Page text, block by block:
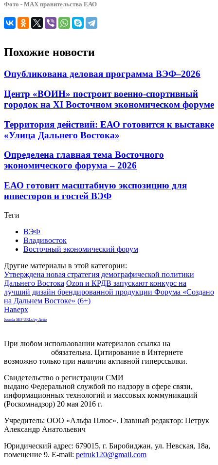
Фото - МАХ правительства ЕАО
Похожие новости
Опубликована деловая программа ВЭФ–2026
Центр «ВОИН» построит военно-спортивный
городок на XI Восточном экономическом форуме
Территория действий: ЕАО готовится к выставке
«Улица Дальнего Востока»
Определена главная тема Восточного
экономического форума – 2026
ЕАО готовит масштабную экспозицию для
инвесторов и гостей ВЭФ
Теги
ВЭФ
Владивосток
Восточный экономический форум
Другие материалы в этой категории:
Утверждена новая стратегия демографической политики
Дальнего Востока Ozon и КРДВ запускают конкурс на
лучший дизайн брендированной продукции Форума «Создано
на Дальнем Востоке» (6+)
Наверх
Joomla SEF URLs by Artio
При любом использовании материалов ссылка на
обязательна. Цитирование в Интернете
возможно только при наличии активной гиперссылки.
Свидетельство о регистрации СМИ
выдано Федеральной службой по надзору в сфере связи,
информационных технологий и массовых коммуникаций
(Роскомнадзор) 20 мая 2016 г.
Учредитель: ООО «Альфа Плюс». Главный редактор: Петрук
Александр Анатольевич
Юридический адрес: 679015, г. Биробиджан, ул. Невская, 18а,
помещение 9. E-mail: petruk120@gmail.com